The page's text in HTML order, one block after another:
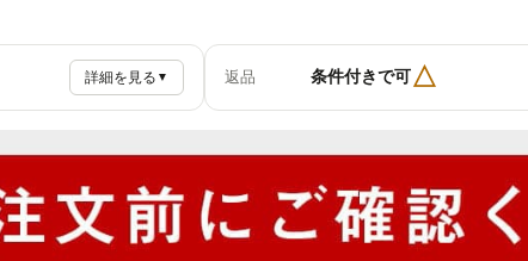
詳細を見る ▼ 返品 条件付きで可△